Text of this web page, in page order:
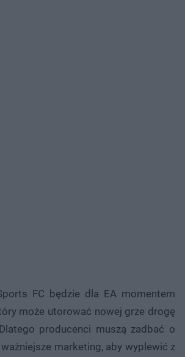
FC będzie dla EA momentem
może utorować nowej grze drogę
producenci muszą zadbać o
marketing, aby wyplewić z